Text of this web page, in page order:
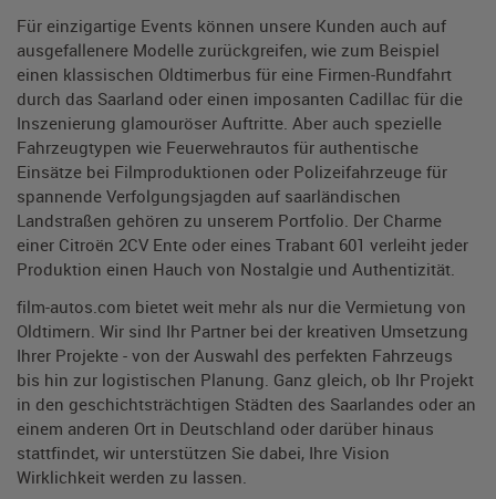
Für einzigartige Events können unsere Kunden auch auf
ausgefallenere Modelle zurückgreifen, wie zum Beispiel
einen klassischen Oldtimerbus für eine Firmen-Rundfahrt
durch das Saarland oder einen imposanten Cadillac für die
Inszenierung glamouröser Auftritte. Aber auch spezielle
Fahrzeugtypen wie Feuerwehrautos für authentische
Einsätze bei Filmproduktionen oder Polizeifahrzeuge für
spannende Verfolgungsjagden auf saarländischen
Landstraßen gehören zu unserem Portfolio. Der Charme
einer Citroën 2CV Ente oder eines Trabant 601 verleiht jeder
Produktion einen Hauch von Nostalgie und Authentizität.
film-autos.com bietet weit mehr als nur die Vermietung von
Oldtimern. Wir sind Ihr Partner bei der kreativen Umsetzung
Ihrer Projekte - von der Auswahl des perfekten Fahrzeugs
bis hin zur logistischen Planung. Ganz gleich, ob Ihr Projekt
in den geschichtsträchtigen Städten des Saarlandes oder an
einem anderen Ort in Deutschland oder darüber hinaus
stattfindet, wir unterstützen Sie dabei, Ihre Vision
Wirklichkeit werden zu lassen.